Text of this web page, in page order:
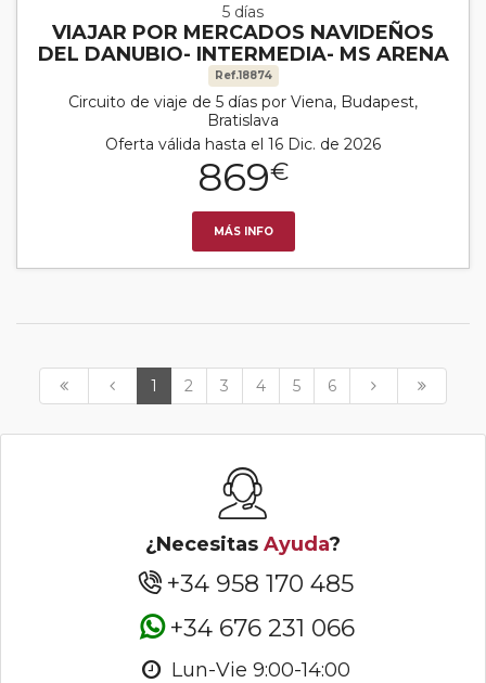
5 días
VIAJAR POR MERCADOS NAVIDEÑOS
DEL DANUBIO- INTERMEDIA- MS ARENA
Ref.18874
Circuito de viaje de 5 días por Viena, Budapest,
Bratislava
Oferta válida hasta el 16 Dic. de 2026
869€
MÁS INFO
1 2 3 4 5 6
¿Necesitas Ayuda?
+34 958 170 485
+34 676 231 066
Lun-Vie 9:00-14:00